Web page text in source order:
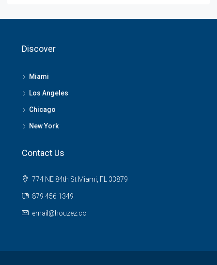
Discover
Miami
Los Angeles
Chicago
New York
Contact Us
774 NE 84th St Miami, FL 33879
879 456 1349
email@houzez.co